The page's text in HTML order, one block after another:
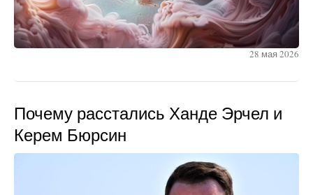
28 мая 2026
Почему расстались Ханде Эрчел и
Керем Бюрсин